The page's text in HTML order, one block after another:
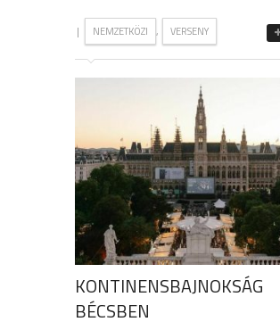
| NEMZETKÖZI , VERSENY
KONTINENSBAJNOKSÁG
BÉCSBEN